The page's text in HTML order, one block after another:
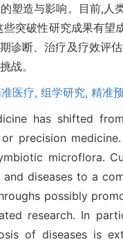
塑造与影响。目前,人
突破性研究成果有
诊断、治疗及疗效评
战。
医疗, 组学研究, 精准
has shifted
or precision
microflora.
diseases to a
possibly
research. In
of diseases is